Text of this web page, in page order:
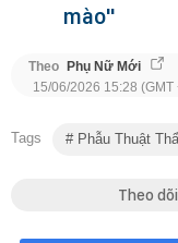
mào"
Theo Phụ Nữ Mới
15/06/2026 15:28 (GMT
Tags Phẫu Thuật
Theo